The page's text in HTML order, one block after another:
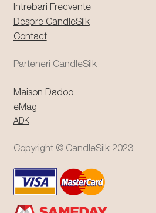
Intrebari Frecvente
Despre CandleSilk
Contact
Parteneri CandleSilk
Maison Dadoo
eMag
ADK
Copyright © CandleSilk 2023